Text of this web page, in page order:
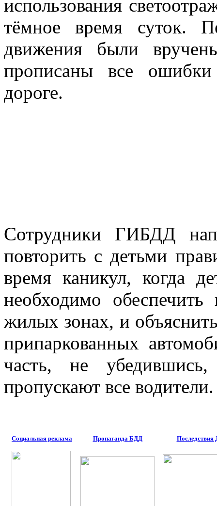
использования
тёмное время суток.
движения были
прописаны все
дороге.
Сотрудники ГИБДД
повторить с детьми
время каникул, когда
необходимо
жилых зонах, и
припаркованных
часть, не
пропускают все водители.
Социальная реклама Пропаганда БДД